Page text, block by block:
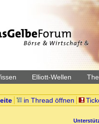
Elliott-Wellen
in Thread öffnen